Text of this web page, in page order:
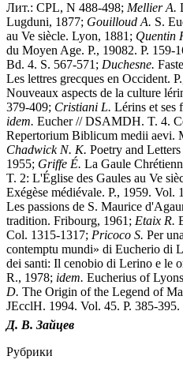
Лит.: CPL, N 488-498; Mellier A.
Lugduni, 1877; Gouilloud A. S.
au Ve siècle. Lyon, 1881; Quentin
du Moyen Age. P., 19082. P. 159-
Bd. 4. S. 567-571; Duchesne.
Les lettres grecques en Occident.
Nouveaux aspects de la culture
379-409; Cristiani L. Lérins et ses
idem. Eucher // DSAMDH. T. 4.
Repertorium Biblicum medii aevi.
Chadwick N. K. Poetry and
1955; Griffe É. La Gaule
T. 2: L'Église des Gaules au Ve
Exégèse médiévale. P., 1959. Vol.
Les passions de S. Maurice
tradition. Fribourg, 1961; Etaix R.
Col. 1315-1317; Pricoco S. Per
contemptu mundi» di Eucherio di
dei santi: Il cenobio di Lerino e le
R., 1978; idem. Eucherius of
D. The Origin of the Legend of
JEcclH. 1994. Vol. 45. P. 385-395.
Д. В. Зайцев
Рубрики